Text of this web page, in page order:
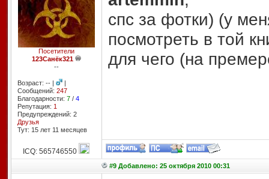
Посетители
123Санёк321
--
Возраст: -- |
|
Сообщений: 247
Благодарности: 7/ 4
Репутация: 1
Предупреждений: 2
Друзья
Тут: 15 лет 11 месяцев
спс за фотки) (у
посмотреть в той
для чего (на
ICQ: 565746550
#9 Добавлено: 25 октября 2010 00:31